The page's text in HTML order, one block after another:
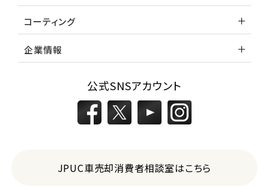
コーティング
企業情報
公式SNSアカウント
JPUC車売却消費者相談室はこちら